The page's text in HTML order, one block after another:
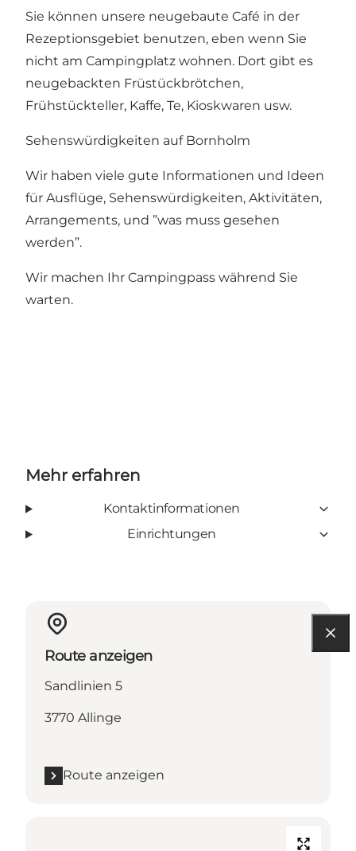
Sie können unsere neugebaute Café in der
Rezeptionsgebiet benutzen, eben wenn Sie
nicht am Campingplatz wohnen. Dort gibt es
neugebackten Früstückbrötchen,
Frühstückteller, Kaffe, Te, Kioskwaren usw.
Sehenswürdigkeiten auf Bornholm
Wir haben viele gute Informationen und Ideen
für Ausflüge, Sehenswürdigkeiten, Aktivitäten,
Arrangements, und ”was muss gesehen
werden”.
Wir machen Ihr Campingpass während Sie
warten.
Mehr erfahren
Kontaktinformationen
Einrichtungen
Route anzeigen
Sandlinien 5
3770 Allinge
Route anzeigen